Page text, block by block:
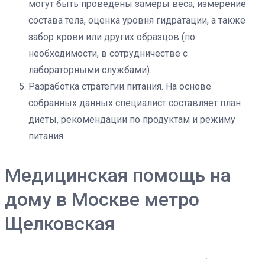
могут быть проведены замеры веса, измерение
состава тела, оценка уровня гидратации, а также
забор крови или других образцов (по
необходимости, в сотрудничестве с
лабораторными службами).
Разработка стратегии питания. На основе
собранных данных специалист составляет план
диеты, рекомендации по продуктам и режиму
питания.
Медицинская помощь на
дому в Москве метро
Щелковская